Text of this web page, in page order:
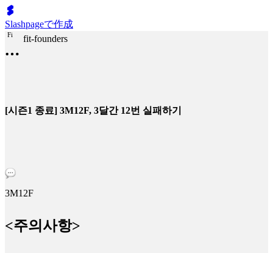
Slashpageで作成
Fi fit-founders
[시즌1 종료] 3M12F, 3달간 12번 실패하기
3M12F
<주의사항>